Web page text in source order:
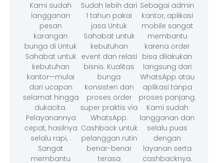
Kami sudah
langganan
pesan
karangan
bunga di Untuk
Sahabat untuk
kebutuhan
kantor—mulai
dari ucapan
selamat hingga
dukacita.
Pelayanannya
cepat, hasilnya
selalu rapi, .
Sangat
membantu
Sudah lebih dari
1 tahun pakai
jasa Untuk
Sahabat untuk
kebutuhan
event dan relasi
bisnis. Kualitas
bunga
konsisten dan
proses order
super praktis via
WhatsApp.
Cashback untuk
pelanggan rutin
benar-benar
terasa
Sebagai admin
kantor, aplikasi
mobile sangat
membantu
karena order
bisa dilakukan
langsung dari
WhatsApp atau
aplikasi tanpa
proses panjang.
Kami sudah
langganan dan
selalu puas
dengan
layanan serta
cashbacknya.